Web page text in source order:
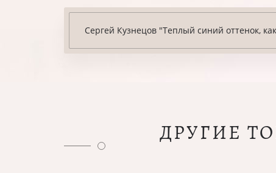
Сергей Кузнецов "Теплый синий оттенок,
ДРУГИЕ